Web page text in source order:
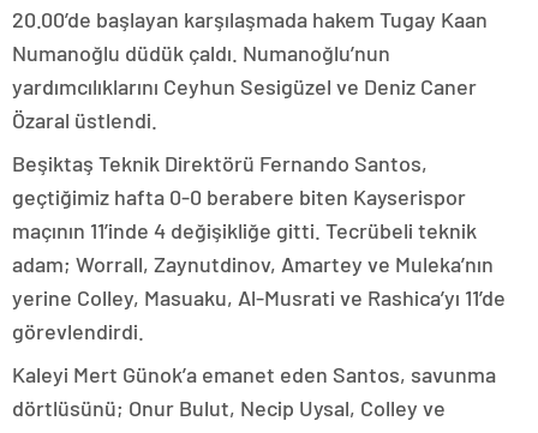
20.00’de başlayan karşılaşmada hakem Tugay Kaan
Numanoğlu düdük çaldı. Numanoğlu’nun
yardımcılıklarını Ceyhun Sesigüzel ve Deniz Caner
Özaral üstlendi.
Beşiktaş Teknik Direktörü Fernando Santos,
geçtiğimiz hafta 0-0 berabere biten Kayserispor
maçının 11’inde 4 değişikliğe gitti. Tecrübeli teknik
adam; Worrall, Zaynutdinov, Amartey ve Muleka’nın
yerine Colley, Masuaku, Al-Musrati ve Rashica’yı 11’de
görevlendirdi.
Kaleyi Mert Günok’a emanet eden Santos, savunma
dörtlüsünü; Onur Bulut, Necip Uysal, Colley ve